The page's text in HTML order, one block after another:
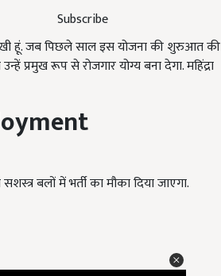
Subscribe
हूं. जब पिछले साल इस योजना की शुरुआत की
प्रमुख रूप से रोजगार योग्य बना देगा. महिंद्रा
बलों में भर्ती का मौका दिया जाएगा.